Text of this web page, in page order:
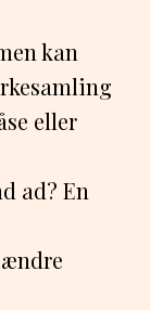
kan
eller
ad? En